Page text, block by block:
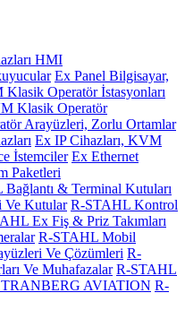
HMI
Ex Panel Bilgisayar,
Operatör İstasyonları
Klasik Operatör
Arayüzleri, Zorlu Ortamlar
Ex IP Cihazları, KVM
İstemciler Ex Ethernet
Paketleri
& Terminal Kutuları
Ve Kutular R-STAHL Kontrol
Ex Fiş & Priz Takımları
R-STAHL Mobil
Ve Çözümleri R-
Ve Muhafazalar R-STAHL
AVIATION R-